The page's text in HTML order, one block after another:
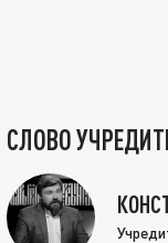
СЛОВО